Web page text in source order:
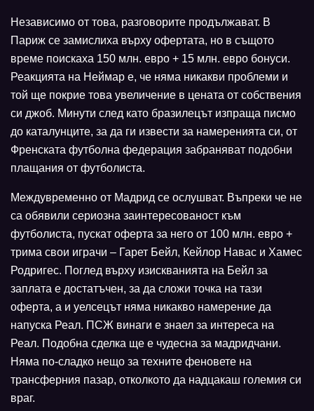
Независимо от това, разговорите продължават. В
Париж се замислиха върху офертата, но в същото
време поискаха 150 млн. евро + 15 млн. евро бонуси.
Реакцията на Неймар е, че няма никакви проблеми и
той ще покрие това увеличение в цената от собствения
си джоб. Минути след като бразилецът изпраща писмо
до каталунците, за да ги извести за намеренията си, от
Френската футболна федерация забраняват подобни
плащания от футболиста.
Междувременно от Мадрид се ослушват. Въпреки че не
са обявили сериозна заинтересованост към
футболиста, пускат оферта за него от 100 млн. евро +
трима свои играчи – Гарет Бейл, Кейлор Навас и Хамес
Родригес. Поглед върху изискванията на Бейл за
заплата е достатъчен, за да сложи точка на тази
оферта, а и уелсецът няма никакво намерение да
напуска Реал. ПСЖ винаги е знаел за интереса на
Реал. Подобна сделка ще е чудесна за мадридчани.
Няма по-сладко нещо за техните феновете на
трансферния пазар, отколкото да надцакаш големия си
враг.